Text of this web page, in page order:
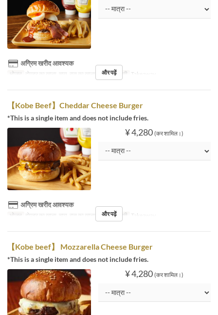
अग्रिम खरीद आवश्यक
भोजन दोपहर का खाना, चाय, रात का खाना सीट की श्रेणी Takeaway
और पढ़ें
【Kobe Beef】Cheddar Cheese Burger
*This is a single item and does not include fries.
¥ 4,280 (कर शामिल।)
अग्रिम खरीद आवश्यक
भोजन दोपहर का खाना, चाय, रात का खाना सीट की श्रेणी Takeaway
और पढ़ें
【Kobe beef】 Mozzarella Cheese Burger
*This is a single item and does not include fries.
¥ 4,280 (कर शामिल।)